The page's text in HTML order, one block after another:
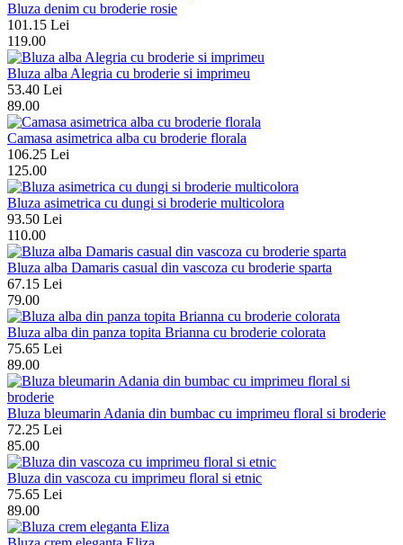
Bluza denim cu broderie rosie
101.15 Lei
119.00
Bluza alba Alegria cu broderie si imprimeu
53.40 Lei
89.00
Camasa asimetrica alba cu broderie florala
106.25 Lei
125.00
Bluza asimetrica cu dungi si broderie multicolora
93.50 Lei
110.00
Bluza alba Damaris casual din vascoza cu broderie sparta
67.15 Lei
79.00
Bluza alba din panza topita Brianna cu broderie colorata
75.65 Lei
89.00
Bluza bleumarin Adania din bumbac cu imprimeu floral si broderie
72.25 Lei
85.00
Bluza din vascoza cu imprimeu floral si etnic
75.65 Lei
89.00